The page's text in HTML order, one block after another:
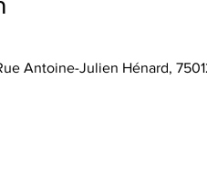
Antoine-Julien Hénard,